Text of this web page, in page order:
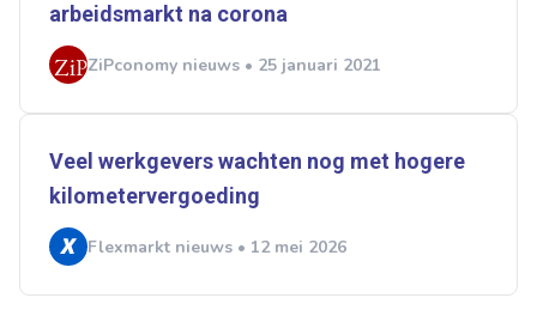
arbeidsmarkt na corona
ZiPconomy nieuws • 25 januari 2021
Veel werkgevers wachten nog met hogere
kilometervergoeding
Flexmarkt nieuws • 12 mei 2026